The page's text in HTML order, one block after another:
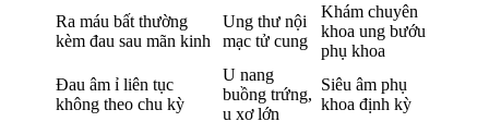
Ra máu bất thường
kèm đau sau mãn kinh
Ung thư nội
mạc tử cung
Khám chuyên
khoa ung bướu
phụ khoa
Đau âm ỉ liên tục
không theo chu kỳ
U nang
buồng trứng,
u xơ lớn
Siêu âm phụ
khoa định kỳ